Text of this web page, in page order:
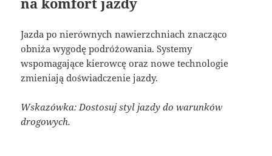
Jazda po nierównych nawierzchniach znacząco
obniża wygodę podróżowania. Systemy
wspomagające kierowcę oraz nowe technologie
zmieniają doświadczenie jazdy.
Wskazówka: Dostosuj styl jazdy do warunków
drogowych.